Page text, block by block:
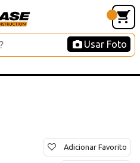
Usar Foto
Adicionar Favorito